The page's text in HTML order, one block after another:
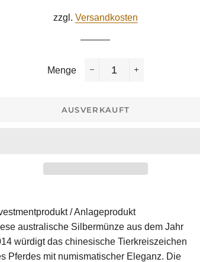
zzgl. Versandkosten
Menge
AUSVERKAUFT
/ Anlageprodukt
australische Silbermünze aus dem Jahr
würdigt das chinesische Tierkreiszeichen
Pferdes mit numismatischer Eleganz. Die